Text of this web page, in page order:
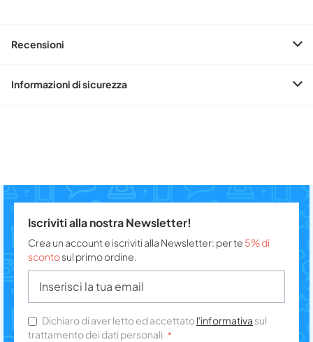
Recensioni
Informazioni di sicurezza
Iscriviti alla nostra Newsletter!
Crea un account e iscriviti alla Newsletter: per te 5% di
scontosul primo ordine.
Dichiaro di aver letto ed accettatol'informativa sul
trattamento dei dati personali